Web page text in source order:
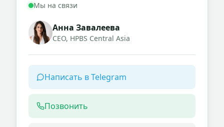
Мы на связи
Анна Завалеева
CEO, HPBS Central Asia
Написать в Telegram
Позвонить